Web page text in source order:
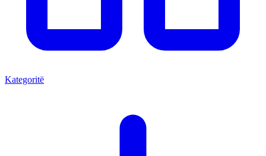
Kategoritë